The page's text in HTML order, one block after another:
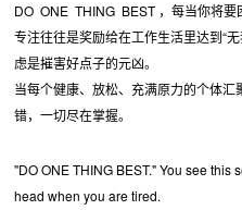
DO ONE THING BEST ，每当你将要
专注往往是奖励给在工作生活里达到“
虑是摧害好点子的元凶。
当每个健康、放松、充满原力的个体
错，一切尽在掌握。
"DO ONE THING BEST." You see
head when you are tired.